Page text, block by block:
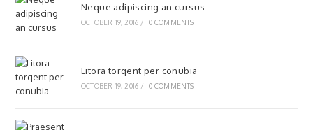
Neque adipiscing an cursus
OCTOBER 19, 2016 / 0 COMMENTS
Litora torqent per conubia
OCTOBER 19, 2016 / 0 COMMENTS